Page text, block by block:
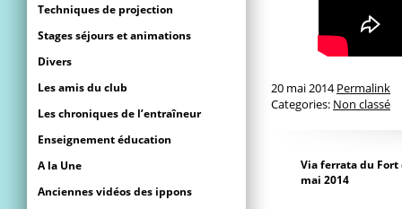
20 mai 2014Permalink
Categories: Non classé
Via ferrata du Fort
mai 2014
Techniques de projection
Stages séjours et animations
Divers
Les amis du club
Les chroniques de l’entraîneur
Enseignement éducation
A la Une
Anciennes vidéos des ippons